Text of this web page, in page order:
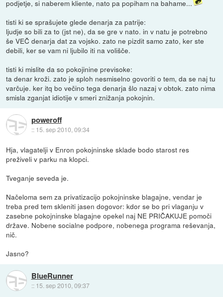
podjetje, si naberem kliente, nato pa popiham na bahame...
tisti ki se sprašujete glede denarja za patrije:
ljudje so bili za to (jst ne), da se gre v nato. in v natu je potrebno
še VEČ denarja dat za vojsko. zato ne pizdit samo zato, ker ste
debili, ker se vam ni ljubilo iti na volišče.
tisti ki mislite da so pokojinine previsoke:
ta denar kroži. zato je sploh nesmiselno govoriti o tem, da se naj tu
varčuje. ker itq bo večino tega denarja šlo nazaj v obtok. zato nima
smisla zganjat idiotije v smeri znižanja pokojnin.
poweroff
:: 15. sep 2010, 09:34
Hja, vlagatelji v Enron pokojninske sklade bodo starost res
preživeli v parku na klopci.
Tveganje seveda je.
Načeloma sem za privatizacijo pokojninske blagajne, vendar je
treba pred tem skleniti jasen dogovor: kdor se bo pri vlaganju v
zasebne pokojninske blagajne opekel naj NE PRIČAKUJE pomoči
države. Nobene socialne podpore, nobenega programa reševanja,
nič.
Jasno?
BlueRunner
:: 15. sep 2010, 09:37